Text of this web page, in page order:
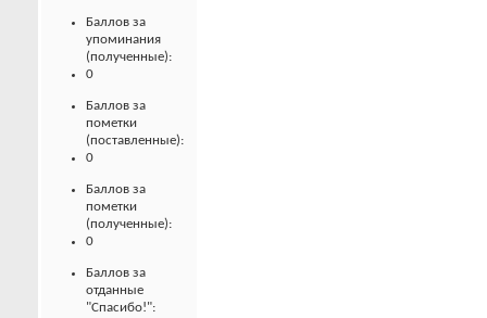
Баллов за
упоминания
(полученные):
0
Баллов за
пометки
(поставленные):
0
Баллов за
пометки
(полученные):
0
Баллов за
отданные
"Спасибо!":